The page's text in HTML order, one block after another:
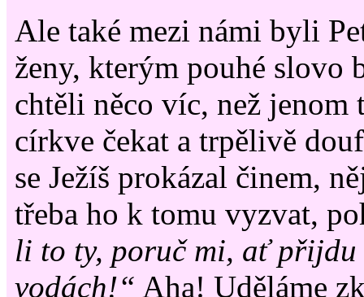
Ale také mezi námi byli
ženy, kterým pouhé slovo
chtěli něco víc, než jenom
církve čekat a trpělivě
se Ježíš prokázal činem,
třeba ho k tomu vyzvat,
li to ty, poruč mi, ať přijdu
vodách!“ Aha! Uděláme